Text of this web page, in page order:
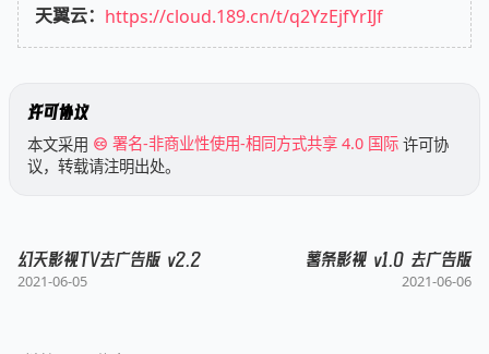
天翼云： https://cloud.189.cn/t/q2YzEjfYrIJf
许可协议
本文采用 署名-非商业性使用-相同方式共享 4.0 国际 许可协
议，转载请注明出处。
幻天影视TV去广告版 v2.2
2021-06-05
薯条影视 v1.0 去广告版
2021-06-06